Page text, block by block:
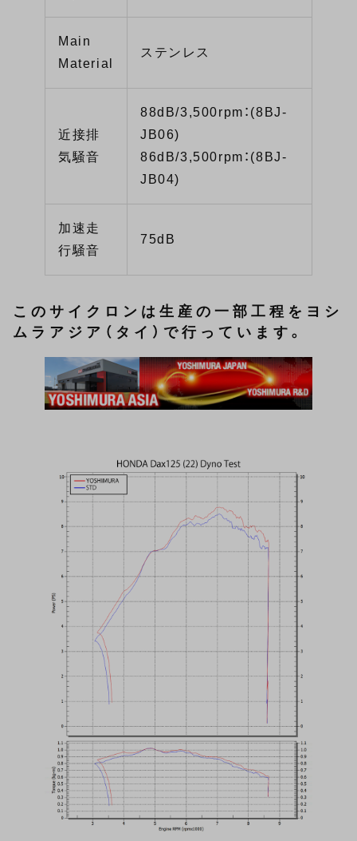
Main
Material
ステンレス
近接排
気騒音
88dB/3,500rpm：(8BJ-
JB06)
86dB/3,500rpm：(8BJ-
JB04)
加速走
行騒音
75dB
このサイクロンは生産の一部工程をヨシ
ムラアジア（タイ）で行っています。